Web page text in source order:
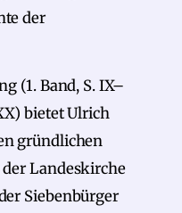
der
(1. Band, S. IX–
bietet Ulrich
gründlichen
Landeskirche
Siebenbürger